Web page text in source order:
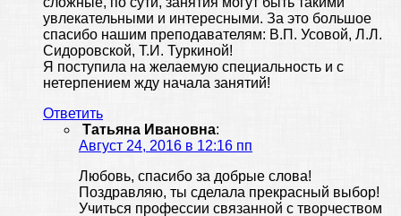
увлекательными и интересными. За это большое
спасибо нашим преподавателям: В.П. Усовой, Л.Л.
Сидоровской, Т.И. Туркиной!
Я поступила на желаемую специальность и с
нетерпением жду начала занятий!
Ответить
Татьяна Ивановна:
Август 24, 2016 в 12:16 пп
Любовь, спасибо за добрые слова!
Поздравляю, ты сделала прекрасный выбор!
Учиться профессии связанной с творчеством